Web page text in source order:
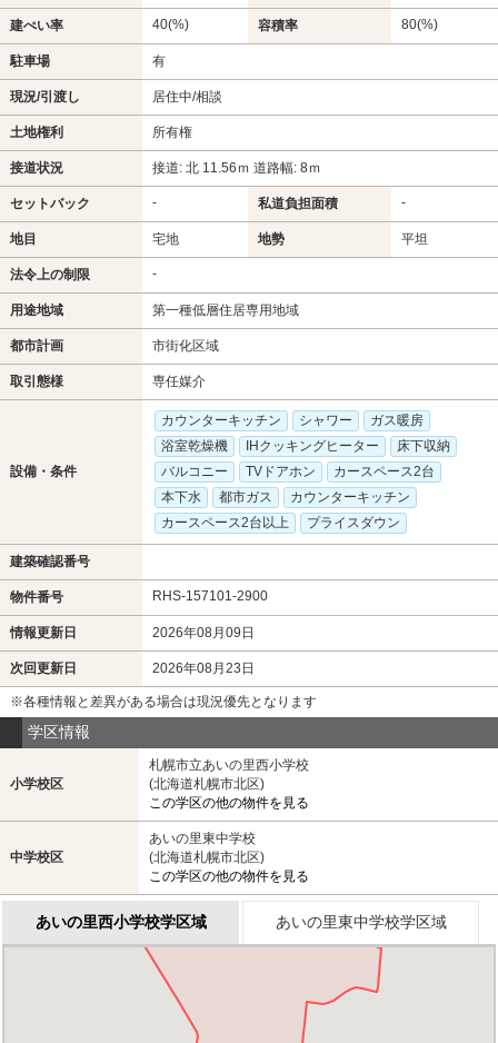
建ぺい率 40(%) 容積率 80(%)
駐車場 有
現況/引渡し 居住中/相談
土地権利 所有権
接道状況 接道: 北 11.56ｍ 道路幅: 8ｍ
セットバック - 私道負担面積 -
地目 宅地 地勢 平坦
法令上の制限 -
用途地域 第一種低層住居専用地域
都市計画 市街化区域
取引態様 専任媒介
設備・条件
カウンターキッチン シャワー
ガス暖房
浴室乾燥機
IHクッキングヒーター
床下収納
バルコニー
TVドアホン
カースペース2台
本下水
都市ガス
カウンターキッチン
カースペース2台以上
プライスダウン
建築確認番号
物件番号 RHS-157101-2900
情報更新日 2026年08月09日
次回更新日 2026年08月23日
※各種情報と差異がある場合は現況優先となります
学区情報
小学校区
札幌市立あいの里西小学校
(北海道札幌市北区)
この学区の他の物件を見る
中学校区
あいの里東中学校
(北海道札幌市北区)
この学区の他の物件を見る
あいの里西小学校学区域 あいの里東中学校学区域